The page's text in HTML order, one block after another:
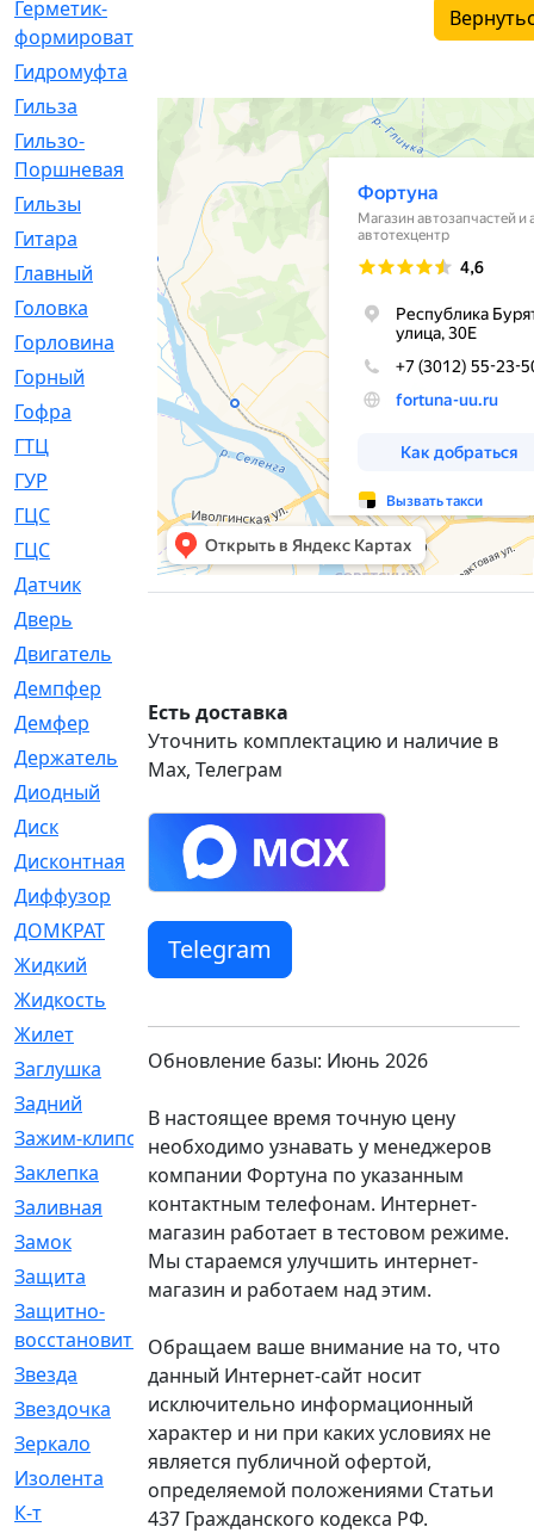
Герметик-
формирователь
Гидромуфта
Гильза
[56]
Гильзо-
Поршневая
[13]
Гильзы
[259]
Гитара
[7]
Главный
[29]
Головка
Горловина
[14]
Горный
[1]
Гофра
[86]
ГТЦ
[96]
ГУР
ГЦC
[6]
ГЦС
[74]
Датчик
[969]
Дверь
Двигатель
Демпфер
Демфер
[1]
Держатель
Диодный
Диск
[418]
Дисконтная
[1]
Диффузор
[1]
ДОМКРАТ
Жидкий
[5]
Жидкость
Жилет
[1]
Заглушка
[21]
Задний
Зажим-клипса
[1]
Заклепка
[1]
Заливная
[4]
Замок
[12]
Защита
[79]
Защитно-
восстановительный
Звезда
[1]
Звездочка
[5]
Зеркало
[369]
Изолента
К-т
[13]
Есть доставка
Уточнить комплектацию и наличие в
Max, Телеграм
Telegram
Обновление базы: Июнь 2026
В настоящее время точную цену
необходимо узнавать у менеджеров
компании Фортуна по указанным
контактным телефонам. Интернет-
магазин работает в тестовом режиме.
Мы стараемся улучшить интернет-
магазин и работаем над этим.
Обращаем ваше внимание на то, что
данный Интернет-сайт носит
исключительно информационный
характер и ни при каких условиях не
является публичной офертой,
определяемой положениями Статьи
437 Гражданского кодекса РФ.